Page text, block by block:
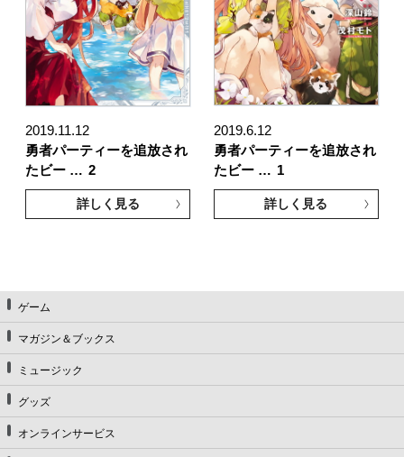
2019.11.12
勇者パーティーを追放され
たビー … 2
詳しく見る
2019.6.12
勇者パーティーを追放され
たビー … 1
詳しく見る
ゲーム
マガジン＆ブックス
ミュージック
グッズ
オンラインサービス